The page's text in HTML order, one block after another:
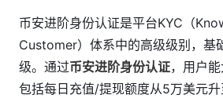
币安进阶身份认证是平台KYC（
Customer）体系中的高级级别，基
级。通过币安进阶身份认证，用户能
包括每日充值/提现额度从5万美元